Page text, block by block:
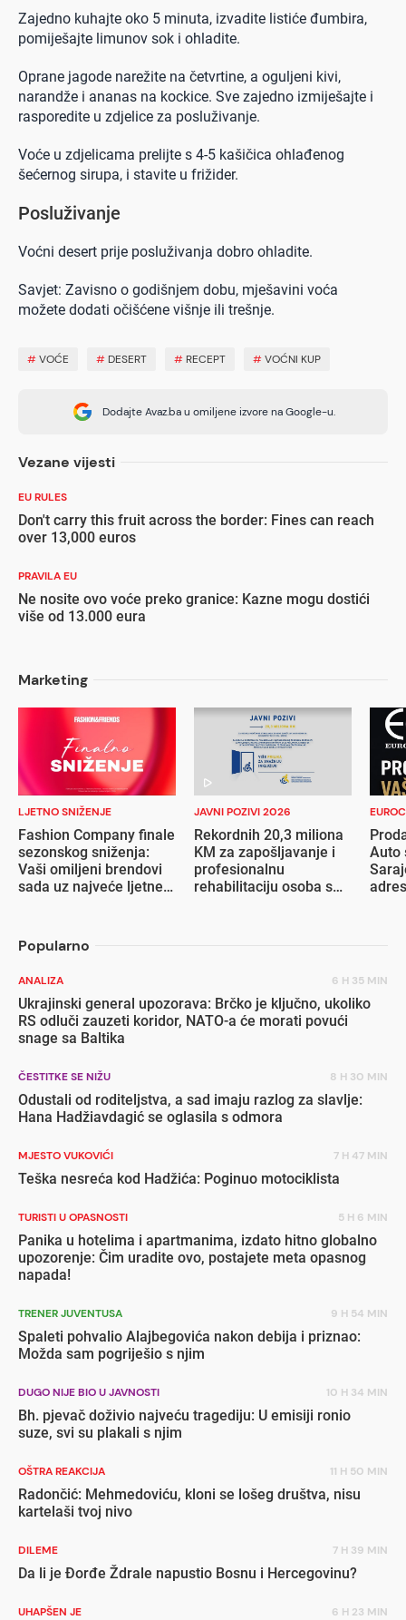
Zajedno kuhajte oko 5 minuta, izvadite listiće đumbira,
pomiješajte limunov sok i ohladite.
Oprane jagode narežite na četvrtine, a oguljeni kivi,
narandže i ananas na kockice. Sve zajedno izmiješajte i
rasporedite u zdjelice za posluživanje.
Voće u zdjelicama prelijte s 4-5 kašičica ohlađenog
šećernog sirupa, i stavite u frižider.
Posluživanje
Voćni desert prije posluživanja dobro ohladite.
Savjet: Zavisno o godišnjem dobu, mješavini voća
možete dodati očišćene višnje ili trešnje.
#VOĆE # DESERT # RECEPT #VOĆNI KUP
Dodajte Avaz.ba u omiljene izvore na Google-u.
Vezane vijesti
EU RULES
Don't carry this fruit across the border: Fines can reach
over 13,000 euros
PRAVILA EU
Ne nosite ovo voće preko granice: Kazne mogu dostići
više od 13.000 eura
Marketing
LJETNO SNIŽENJE
Fashion Company finale
sezonskog sniženja:
Vaši omiljeni brendovi
sada uz najveće ljetne
JAVNI POZIVI 2026
Rekordnih 20,3 miliona
KM za zapošljavanje i
profesionalnu
rehabilitaciju osoba s
Auto
Popularno
ANALIZA 6 H 35 MIN
Ukrajinski general upozorava: Brčko je ključno, ukoliko
RS odluči zauzeti koridor, NATO-a će morati povući
snage sa Baltika
ČESTITKE SE NIŽU 8 H 30 MIN
Odustali od roditeljstva, a sad imaju razlog za slavlje:
Hana Hadžiavdagić se oglasila s odmora
MJESTO VUKOVIĆI 7 H 47 MIN
Teška nesreća kod Hadžića: Poginuo motociklista
TURISTI U OPASNOSTI 5 H 6 MIN
Panika u hotelima i apartmanima, izdato hitno globalno
upozorenje: Čim uradite ovo, postajete meta opasnog
napada!
TRENER JUVENTUSA 9 H 54 MIN
Spaleti pohvalio Alajbegovića nakon debija i priznao:
Možda sam pogriješio s njim
DUGO NIJE BIO U JAVNOSTI 10 H 34 MIN
Bh. pjevač doživio najveću tragediju: U emisiji ronio
suze, svi su plakali s njim
OŠTRA REAKCIJA 11 H 50 MIN
Radončić: Mehmedoviću, kloni se lošeg društva, nisu
kartelaši tvoj nivo
DILEME 7 H 39 MIN
Da li je Đorđe Ždrale napustio Bosnu i Hercegovinu?
UHAPŠEN JE 6 H 23 MIN